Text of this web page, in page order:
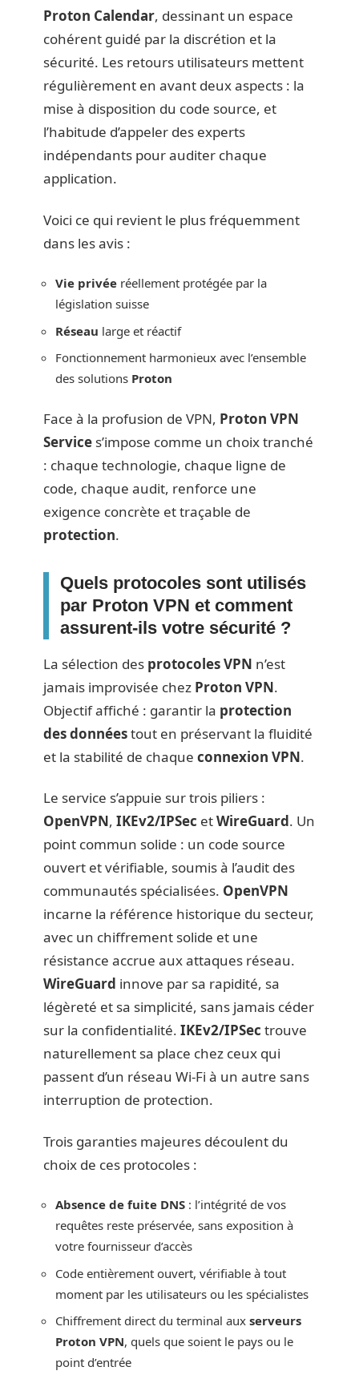
Proton Calendar, dessinant un espace
cohérent guidé par la discrétion et la
sécurité. Les retours utilisateurs mettent
régulièrement en avant deux aspects : la
mise à disposition du code source, et
l’habitude d’appeler des experts
indépendants pour auditer chaque
application.
Voici ce qui revient le plus fréquemment
dans les avis :
Vie privée réellement protégée par la
législation suisse
Réseau large et réactif
Fonctionnement harmonieux avec l’ensemble
des solutions Proton
Face à la profusion de VPN, Proton VPN
Service s’impose comme un choix tranché
: chaque technologie, chaque ligne de
code, chaque audit, renforce une
exigence concrète et traçable de
protection.
Quels protocoles sont utilisés
par Proton VPN et comment
assurent-ils votre sécurité ?
La sélection des protocoles VPN n’est
jamais improvisée chez Proton VPN.
Objectif affiché : garantir la protection
des donnéestout en préservant la fluidité
et la stabilité de chaque connexion VPN.
Le service s’appuie sur trois piliers :
OpenVPN, IKEv2/IPSec etWireGuard. Un
point commun solide : un code source
ouvert et vérifiable, soumis à l’audit des
communautés spécialisées. OpenVPN
incarne la référence historique du secteur,
avec un chiffrement solide et une
résistance accrue aux attaques réseau.
WireGuard innove par sa rapidité, sa
légèreté et sa simplicité, sans jamais céder
sur la confidentialité. IKEv2/IPSec trouve
naturellement sa place chez ceux qui
passent d’un réseau Wi-Fi à un autre sans
interruption de protection.
Trois garanties majeures découlent du
choix de ces protocoles :
Absence de fuite DNS : l’intégrité de vos
requêtes reste préservée, sans exposition à
votre fournisseur d’accès
Code entièrement ouvert, vérifiable à tout
moment par les utilisateurs ou les spécialistes
Chiffrement direct du terminal aux serveurs
Proton VPN, quels que soient le pays ou le
point d’entrée